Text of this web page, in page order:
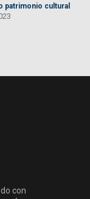
patrimonio cultural
con